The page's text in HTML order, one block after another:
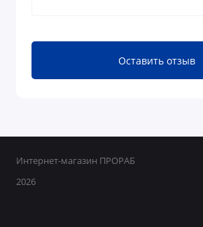
Оставить отзыв
Интернет-магазин ПРОРАБ
2026